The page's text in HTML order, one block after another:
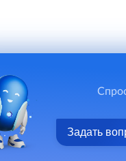
Задать